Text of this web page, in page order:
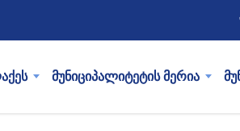
მუნიციპალიტეტის მერია